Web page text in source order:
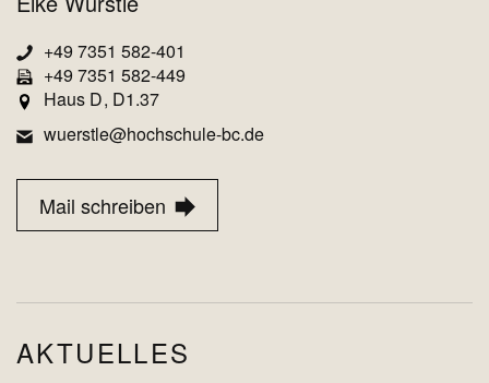
+49 7351 582-401
+49 7351 582-449
Haus D D1.37
wuerstle@hochschule-bc.de
Mail schreiben
AKTUELLES